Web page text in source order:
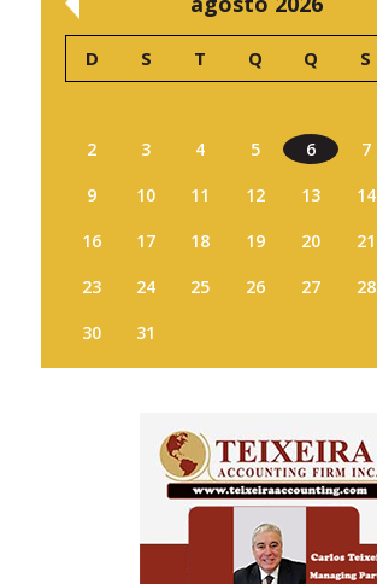
D S T Q Q S
2
3 4 5 6 7
9
10 11 12 13 14
16
17 18 19 20 21
23
24 25 26 27 28
30
31